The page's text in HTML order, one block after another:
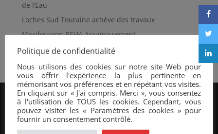
de l’Eau
Loches Sud Touraine achève des travaux
Maxifourgon REHA Assainissement
Réhabilitation de regard par projection de mortier
Politique de confidentialité
Nous utilisons des cookies sur notre site Web pour
vous offrir l'expérience la plus pertinente en
mémorisant vos préférences et en répétant vos visites.
En cliquant sur « J'ai compris. Merci », vous consentez
à l'utilisation de TOUS les cookies. Cependant, vous
pouvez visiter les « Paramètres des cookies » pour
fournir un consentement contrôlé.